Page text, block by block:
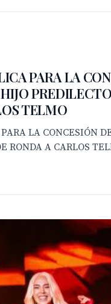
PARA LA
TELMO
LA CONCESIÓN
RONDA A CARLOS